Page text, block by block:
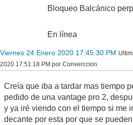
Bloqueo Balcánico
En línea
Viernes 24 Enero 2020 17:45:30 PM
2020 17:51:18 PM por Converccion
Creía que iba a tardar mas tiempo
pedido de una vantage pro 2,
y ya iré viendo con el tiempo si me
decante por esta por que se